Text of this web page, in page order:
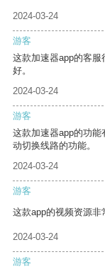
2024-03-24
游客
这款加速器app的客
好。
2024-03-24
游客
这款加速器app的功能
动切换线路的功能。
2024-03-24
游客
这款app的视频资源非
2024-03-24
游客